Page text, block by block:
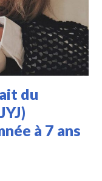
du
à 7 ans